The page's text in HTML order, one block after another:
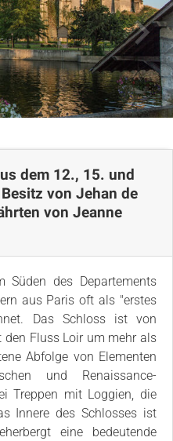
dem 12., 15. und
von Jehan de
von Jeanne
Süden des Departements
aus Paris oft als "erstes
Das Schloss ist von
den Fluss Loir um mehr als
Abfolge von Elementen
und Renaissance-
Treppen mit Loggien, die
Innere des Schlosses ist
eine bedeutende